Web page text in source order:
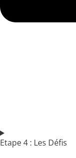
Etape 4 : Les Défis